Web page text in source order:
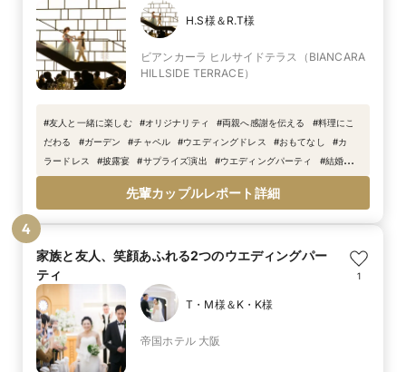
H.S様＆R.T様
ビアンカーラ ヒルサイドテラス（BIANCARA
HILLSIDE TERRACE）
#友人と一緒に楽しむ #オリジナリティ #両親へ感謝を伝える #料理にこ
だわる
#ガーデン #チャペル #ウエディングドレス #おもてなし #カ
ラードレス
#披露宴 #サプライズ演出 #ウエディングパーティ #結婚式演
出
#挙式 #タキシード #ウエディングケーキ #教会式 #一生に一度 #結
#you
先輩カップルレポート詳細
4
家族と友人、笑顔あふれる2つのウエディングパー
ティ
1
T・M様＆K・K様
帝国ホテル 大阪